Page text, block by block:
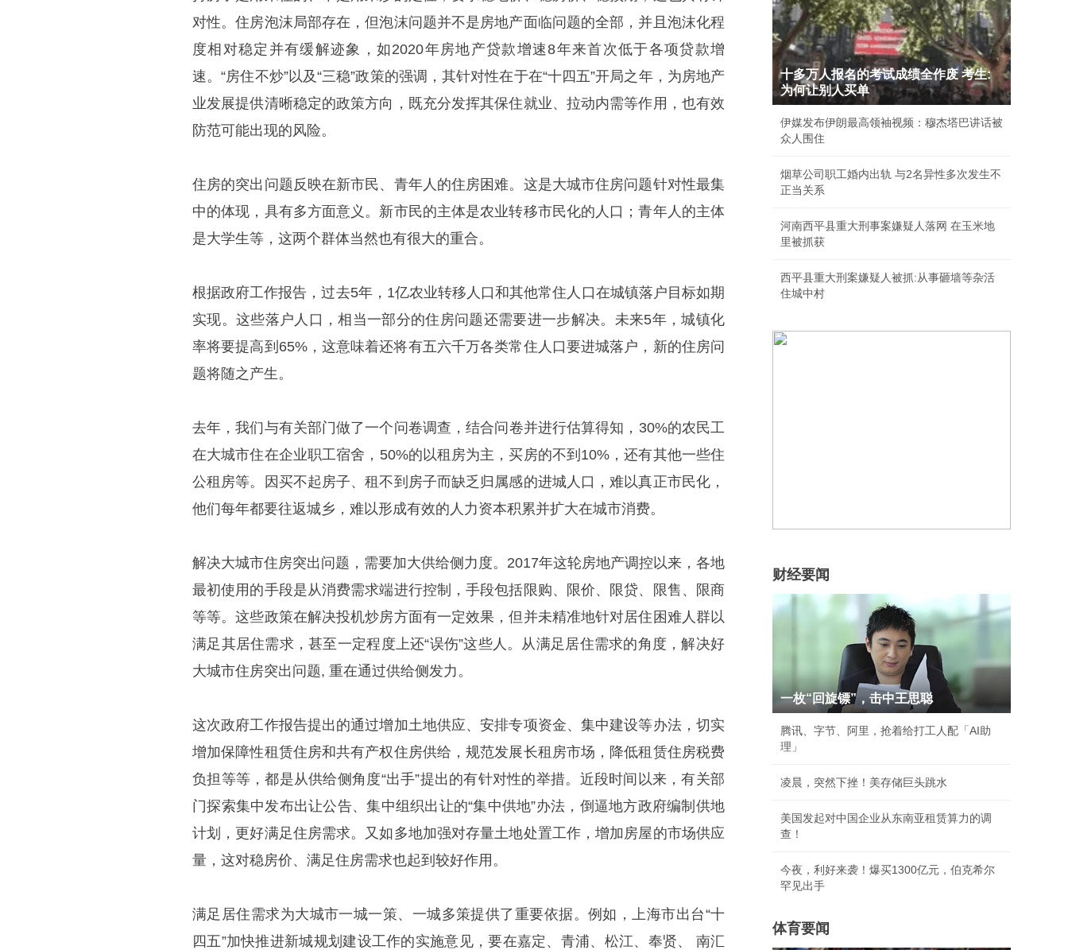
对性。住房泡沫局部存在，但泡沫问题并不是房地产面临问题的全部，并且泡沫化程
度相对稳定并有缓解迹象，如2020年房地产贷款增速8年来首次低于各项贷款增
速。“房住不炒”以及“三稳”政策的强调，其针对性在于在“十四五”开局之年，为房地产
业发展提供清晰稳定的政策方向，既充分发挥其保住就业、拉动内需等作用，也有效
防范可能出现的风险。
住房的突出问题反映在新市民、青年人的住房困难。这是大城市住房问题针对性最集
中的体现，具有多方面意义。新市民的主体是农业转移市民化的人口；青年人的主体
是大学生等，这两个群体当然也有很大的重合。
根据政府工作报告，过去5年，1亿农业转移人口和其他常住人口在城镇落户目标如期
实现。这些落户人口，相当一部分的住房问题还需要进一步解决。未来5年，城镇化
率将要提高到65%，这意味着还将有五六千万各类常住人口要进城落户，新的住房问
题将随之产生。
去年，我们与有关部门做了一个问卷调查，结合问卷并进行估算得知，30%的农民工
在大城市住在企业职工宿舍，50%的以租房为主，买房的不到10%，还有其他一些住
公租房等。因买不起房子、租不到房子而缺乏归属感的进城人口，难以真正市民化，
他们每年都要往返城乡，难以形成有效的人力资本积累并扩大在城市消费。
解决大城市住房突出问题，需要加大供给侧力度。2017年这轮房地产调控以来，各地
最初使用的手段是从消费需求端进行控制，手段包括限购、限价、限贷、限售、限商
等等。这些政策在解决投机炒房方面有一定效果，但并未精准地针对居住困难人群以
满足其居住需求，甚至一定程度上还“误伤”这些人。从满足居住需求的角度，解决好
大城市住房突出问题, 重在通过供给侧发力。
这次政府工作报告提出的通过增加土地供应、安排专项资金、集中建设等办法，切实
增加保障性租赁住房和共有产权住房供给，规范发展长租房市场，降低租赁住房税费
负担等等，都是从供给侧角度“出手”提出的有针对性的举措。近段时间以来，有关部
门探索集中发布出让公告、集中组织出让的“集中供地”办法，倒逼地方政府编制供地
计划，更好满足住房需求。又如多地加强对存量土地处置工作，增加房屋的市场供应
量，这对稳房价、满足住房需求也起到较好作用。
满足居住需求为大城市一城一策、一城多策提供了重要依据。例如，上海市出台“十
四五”加快推进新城规划建设工作的实施意见，要在嘉定、青浦、松江、奉贤、 南汇
十多万人报名的考试成绩全作废 考生:
为何让别人买单
伊媒发布伊朗最高领袖视频：穆杰塔巴讲话被
众人围住
烟草公司职工婚内出轨 与2名异性多次发生不
正当关系
河南西平县重大刑事案嫌疑人落网 在玉米地
里被抓获
西平县重大刑案嫌疑人被抓:从事砸墙等杂活
住城中村
财经要闻
一枚“回旋镖”，击中王思聪
腾讯、字节、阿里，抢着给打工人配「AI助
理」
凌晨，突然下挫！美存储巨头跳水
美国发起对中国企业从东南亚租赁算力的调
查！
今夜，利好来袭！爆买1300亿元，伯克希尔
罕见出手
体育要闻